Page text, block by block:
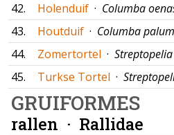
42. Holenduif · Columba
43.
Houtduif · Columba
44.
Zomertortel ·
45.
Turkse Tortel ·
GRUIFORMES
rallen · Rallidae